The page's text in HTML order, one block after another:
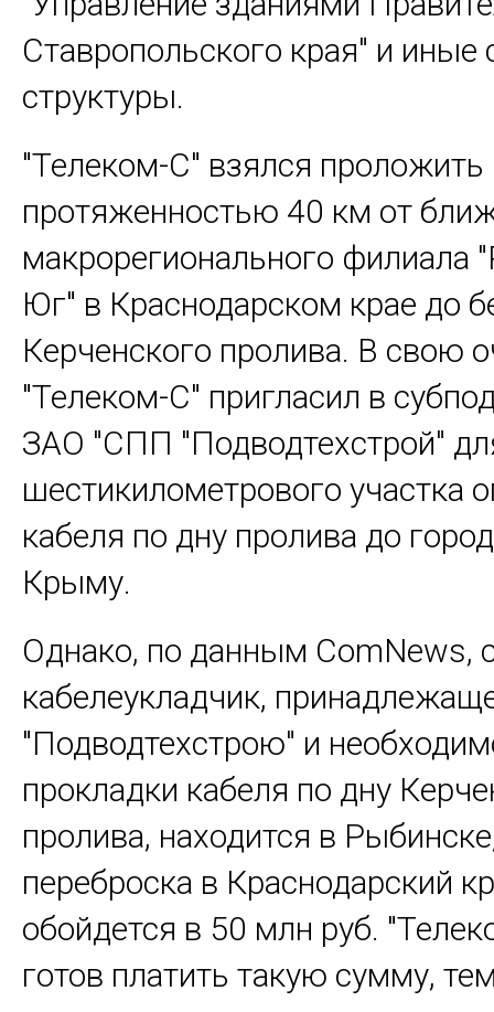
Ставропольского края" и иные
структуры.
"Телеком-С" взялся
протяженностью 40 км от
макрорегионального филиала
Юг" в Краснодарском крае до
Керченского пролива. В свою
"Телеком-С" пригласил в
ЗАО "СПП "Подводтехстрой"
шестикилометрового участка
кабеля по дну пролива до
Крыму.
Однако, по данным ComNews,
кабелеукладчик,
"Подводтехстрою" и
прокладки кабеля по дну
пролива, находится в
переброска в Краснодарский
обойдется в 50 млн руб.
готов платить такую сумму,